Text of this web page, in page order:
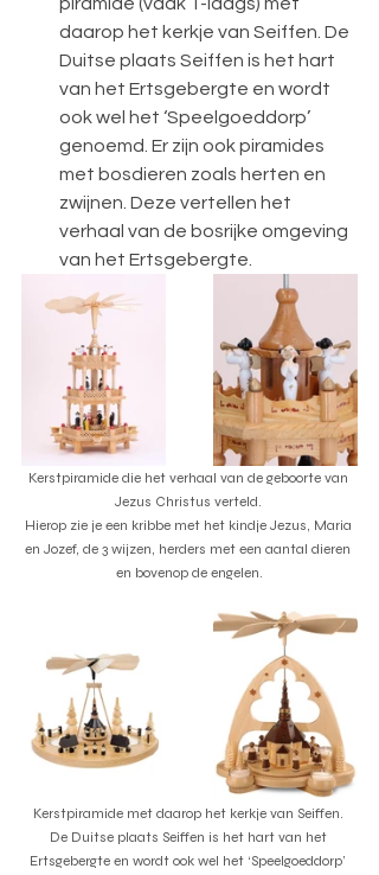
daarop het kerkje van Seiffen. De
Duitse plaats Seiffen is het hart
van het Ertsgebergte en wordt
ook wel het ‘Speelgoeddorp’
genoemd. Er zijn ook piramides
met bosdieren zoals herten en
zwijnen. Deze vertellen het
verhaal van de bosrijke omgeving
van het Ertsgebergte.
Kerstpiramide die het verhaal van de geboorte van
Jezus Christus verteld.
Hierop zie je een kribbe met het kindje Jezus, Maria
en Jozef, de 3 wijzen, herders met een aantal dieren
en bovenop de engelen.
Kerstpiramide met daarop het kerkje van Seiffen.
De Duitse plaats Seiffen is het hart van het
Ertsgebergte en wordt ook wel het ‘Speelgoeddorp’